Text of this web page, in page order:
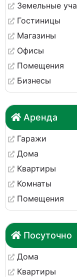
Земельные
Гостиницы
Магазины
Офисы
Помещения
Бизнесы
Аренда
Гаражи
Дома
Квартиры
Комнаты
Помещения
Посуточно
Дома
Квартиры